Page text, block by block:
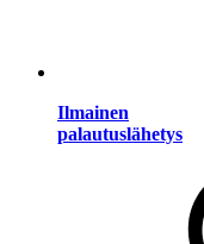
Ilmainen
palautuslähetys